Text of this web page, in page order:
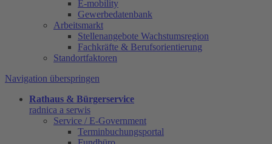
E-mobility
Gewerbedatenbank
Arbeitsmarkt
Stellenangebote Wachstumsregion
Fachkräfte & Berufsorientierung
Standortfaktoren
Navigation überspringen
Rathaus & Bürgerservice
radnica a serwis
Service / E-Government
Terminbuchungsportal